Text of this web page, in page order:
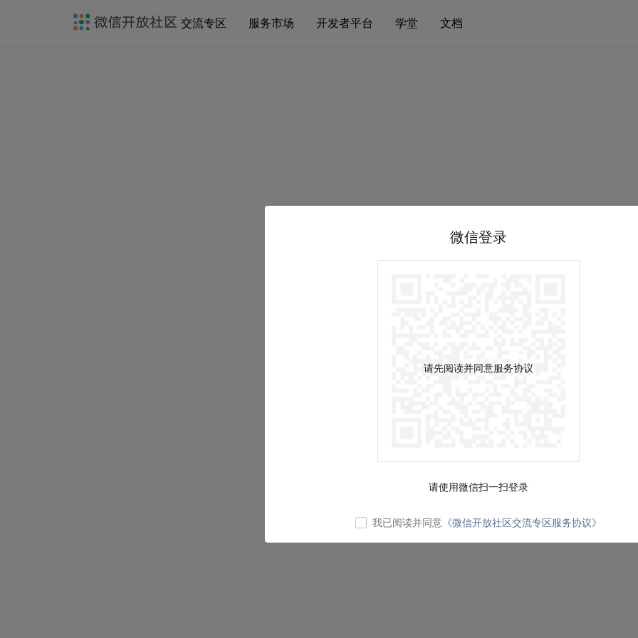
交流专区 服务市场 开发者平台 学堂 文档
微信登录
请先阅读并同意服务协议
请使用微信扫一扫登录
我已阅读并同意 《微信开放社区交流专区服务协议》